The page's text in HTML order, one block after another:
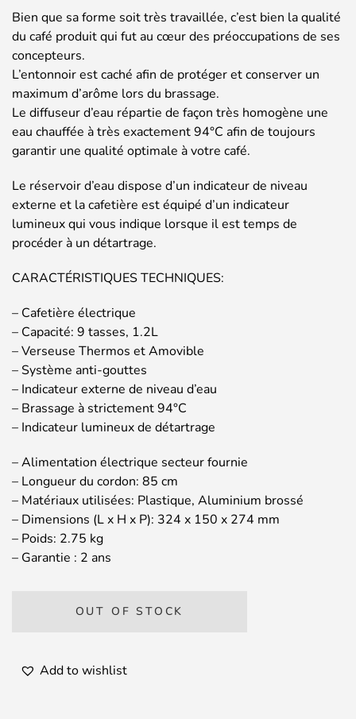
Bien que sa forme soit très travaillée, c’est bien la qualité
du café produit qui fut au cœur des préoccupations de ses
concepteurs.
L’entonnoir est caché afin de protéger et conserver un
maximum d’arôme lors du brassage.
Le diffuseur d’eau répartie de façon très homogène une
eau chauffée à très exactement 94°C afin de toujours
garantir une qualité optimale à votre café.
Le réservoir d’eau dispose d’un indicateur de niveau
externe et la cafetière est équipé d’un indicateur
lumineux qui vous indique lorsque il est temps de
procéder à un détartrage.
CARACTÉRISTIQUES TECHNIQUES:
– Cafetière électrique
– Capacité: 9 tasses, 1.2L
– Verseuse Thermos et Amovible
– Système anti-gouttes
– Indicateur externe de niveau d’eau
– Brassage à strictement 94°C
– Indicateur lumineux de détartrage
– Alimentation électrique secteur fournie
– Longueur du cordon: 85 cm
– Matériaux utilisées: Plastique, Aluminium brossé
– Dimensions (L x H x P): 324 x 150 x 274 mm
– Poids: 2.75 kg
– Garantie : 2 ans
OUT OF STOCK
Add to wishlist